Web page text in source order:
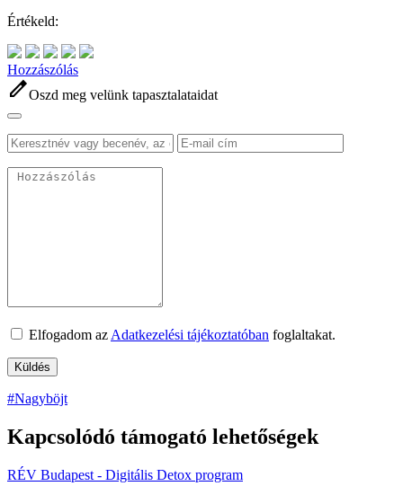
Értékeld:
Hozzászólás
editOszd meg velünk tapasztalataidat
Elfogadom az Adatkezelési tájékoztatóban foglaltakat.
#Nagyböjt
Kapcsolódó támogató lehetőségek
RÉV Budapest - Digitális Detox program